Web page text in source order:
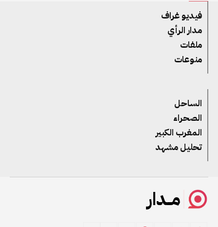
فيديو غراف
مدار الرأي
ملفات
منوعات
الساحل
الصحراء
المغرب الكبير
تحليل مشهد
مــدار